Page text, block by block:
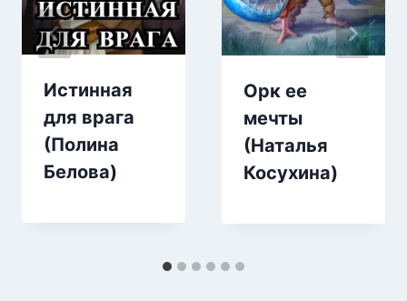
Истинная
для врага
(Полина
Белова)
Орк ее
мечты
(Наталья
Косухина)